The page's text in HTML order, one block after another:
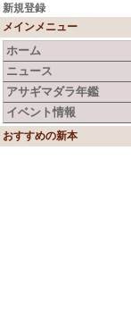
新規登録
メインメニュー
ホーム
ニュース
アサギマダラ年鑑
イベント情報
おすすめの新本